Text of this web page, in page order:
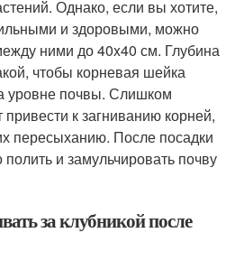
Однако, если вы хотите,
и здоровыми, можно
ними до 40x40 см. Глубина
чтобы корневая шейка
уровне почвы. Слишком
к загниванию корней,
пересыханию. После посадки
и замульчировать почву
за клубникой после